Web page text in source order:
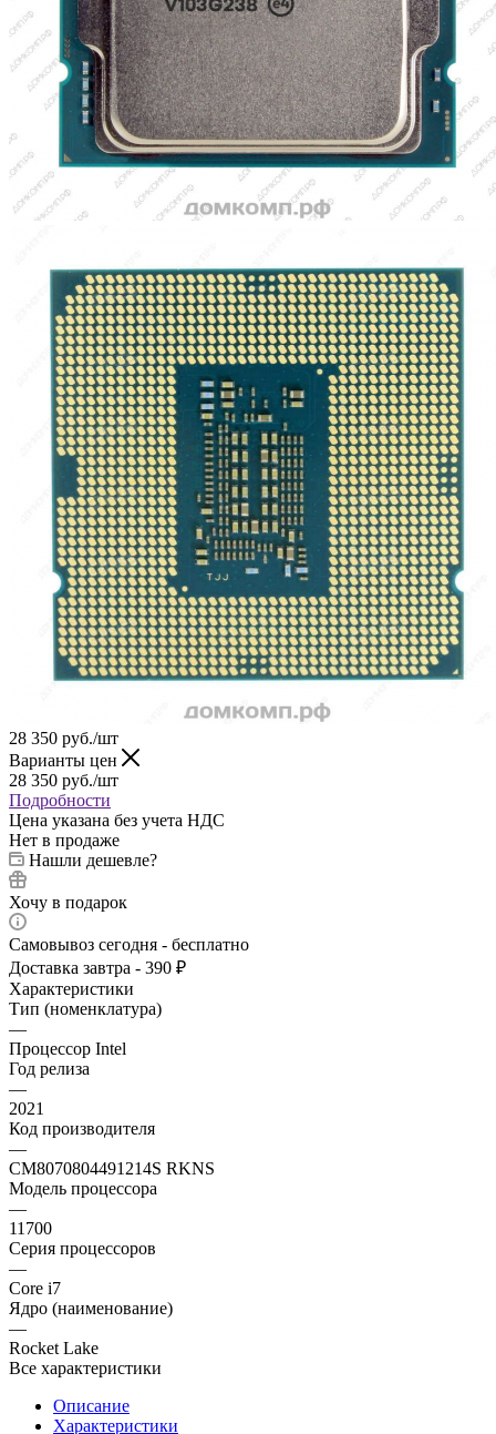
28 350 руб./шт
Варианты цен
28 350 руб./шт
Подробности
Цена указана без учета НДС
Нет в продаже
Нашли дешевле?
Хочу в подарок
Самовывоз сегодня - бесплатно
Доставка завтра - 390 ₽
Характеристики
Тип (номенклатура)
—
Процессор Intel
Год релиза
—
2021
Код производителя
—
CM8070804491214S RKNS
Модель процессора
—
11700
Серия процессоров
—
Core i7
Ядро (наименование)
—
Rocket Lake
Все характеристики
Описание
Характеристики